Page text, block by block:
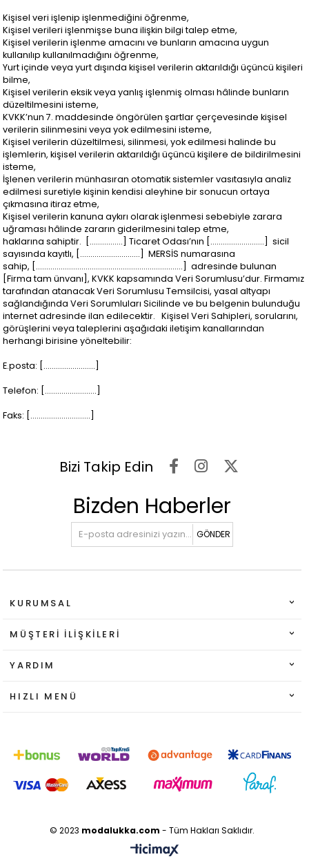
Kişisel veri işlenip işlenmediğini öğrenme,
Kişisel verileri işlenmişse buna ilişkin bilgi talep etme,
Kişisel verilerin işlenme amacını ve bunların amacına uygun
kullanılıp kullanılmadığını öğrenme,
Yurt içinde veya yurt dışında kişisel verilerin aktarıldığı üçüncü kişileri
bilme,
Kişisel verilerin eksik veya yanlış işlenmiş olması hâlinde bunların
düzeltilmesini isteme,
KVKK’nun 7. maddesinde öngörülen şartlar çerçevesinde kişisel
verilerin silinmesini veya yok edilmesini isteme,
Kişisel verilerin düzeltilmesi, silinmesi, yok edilmesi halinde bu
işlemlerin, kişisel verilerin aktarıldığı üçüncü kişilere de bildirilmesini
isteme,
İşlenen verilerin münhasıran otomatik sistemler vasıtasıyla analiz
edilmesi suretiyle kişinin kendisi aleyhine bir sonucun ortaya
çıkmasına itiraz etme,
Kişisel verilerin kanuna aykırı olarak işlenmesi sebebiyle zarara
uğraması hâlinde zararın giderilmesini talep etme,
haklarına sahiptir. [................] Ticaret Odası’nın [..........................] sicil
sayısında kayıtlı, [.............................] MERSİS numarasına
sahip, [.......................................................................] adresinde bulunan
[Firma tam ünvanı], KVKK kapsamında Veri Sorumlusu’dur. Firmamız
tarafından atanacak Veri Sorumlusu Temsilcisi, yasal altyapı
sağlandığında Veri Sorumluları Sicilinde ve bu belgenin bulunduğu
internet adresinde ilan edilecektir. Kişisel Veri Sahipleri, sorularını,
görüşlerini veya taleplerini aşağıdaki iletişim kanallarından
herhangi birisine yöneltebilir:
E.posta: [.........................]
Telefon: [.........................]
Faks: [.............................]
Bizi Takip Edin
Bizden Haberler
GÖNDER
KURUMSAL
MÜŞTERI İLIŞKILERI
YARDIM
HIZLI MENÜ
© 2023 modalukka.com - Tüm Hakları Saklıdır.